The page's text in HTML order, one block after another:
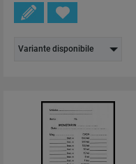
Variante disponibile